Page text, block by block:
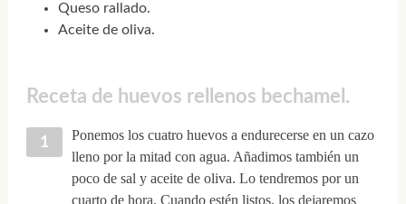
Queso rallado.
Aceite de oliva.
Receta de huevos rellenos bechamel.
Ponemos los cuatro huevos a endurecerse en un cazo
lleno por la mitad con agua. Añadimos también un
poco de sal y aceite de oliva. Lo tendremos por un
cuarto de hora. Cuando estén listos, los dejaremos